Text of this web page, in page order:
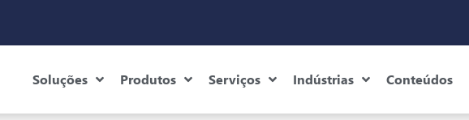
Soluções Produtos Serviços Indústrias Conteúdos